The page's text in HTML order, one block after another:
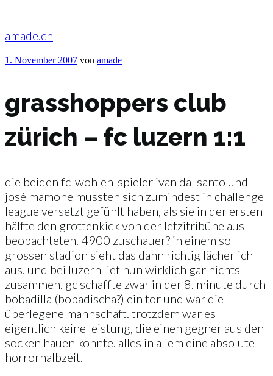
springen
amade.ch
Veröffentlicht
1. November 2007 von amade
grasshoppers club
zürich – fc luzern 1:1
die beiden fc-wohlen-spieler ivan dal santo und
josé mamone mussten sich zumindest in challenge
league versetzt gefühlt haben, als sie in der ersten
hälfte den grottenkick von der letzitribüne aus
beobachteten. 4900 zuschauer? in einem so
grossen stadion sieht das dann richtig lächerlich
aus. und bei luzern lief nun wirklich gar nichts
zusammen. gc schaffte zwar in der 8. minute durch
bobadilla (bobadischa?) ein tor und war die
überlegene mannschaft. trotzdem war es
eigentlich keine leistung, die einen gegner aus den
socken hauen konnte. alles in allem eine absolute
horrorhalbzeit.